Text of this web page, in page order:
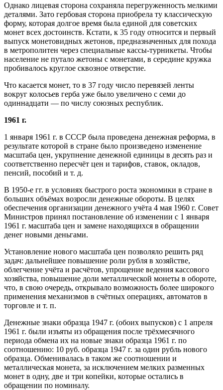
Однако лицевая сторона сохраняла перегруженность мелкими
деталями. Зато гербовая сторона приобрела ту классическую
форму, которая долгое время была единой для советских
монет всех достоинств. Кстати, к 35 году относится и первый
выпуск монетовидных жетонов, предназначенных для похода
в метрополитен через специальные кассы-турникеты. Чтобы
население не путало жетоны с монетами, в середине кружка
пробивалось круглое сквозное отверстие.
Что касается монет, то в 37 году число перевязей ленты
вокруг колосьев герба уже было увеличено с семи до
одиннадцати — по числу союзных республик.
1961 г.
1 января 1961 г. в СССР была проведена денежная реформа, в
результате которой в стране было произведено изменение
масштаба цен, укрупнение денежной единицы в десять раз и
соответственно пересчёт цен и тарифов, ставок, окладов,
пенсий, пособий и т. д.
В 1950-е гг. в условиях быстрого роста экономики в стране в
больших объёмах возросли денежные обороты. В целях
обеспечения организации денежного учёта 4 мая 1960 г. Совет
Министров принял постановление об изменении с 1 января
1961 г. масштаба цен и замене находящихся в обращении
денег новыми деньгами.
Установление нового масштаба цен позволяло решить ряд
задач: дальнейшее повышение роли рубля в хозяйстве,
облегчение учёта и расчётов, упрощение ведения кассового
хозяйства, повышение доли металлической монеты в обороте,
что, в свою очередь, открывало возможность более широкого
применения механизмов в счётных операциях, автоматов в
торговле и т. п.
Денежные знаки образца 1947 г. (обоих выпусков) с 1 апреля
1961 г. были изъяты из обращения после трёхмесячного
периода обмена их на новые знаки образца 1961 г. по
соотношению: 10 руб. образца 1947 г. за один рубль нового
образца. Обменивалась в таком же соотношении и
металлическая монета, за исключением мелких разменных
монет в одну, две и три копейки, которые остались в
обращении по номиналу.